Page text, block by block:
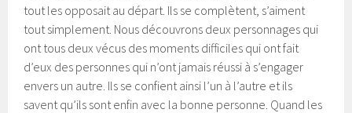
tout les opposait au départ. Ils se complètent, s’aiment
tout simplement. Nous découvrons deux personnages qui
ont tous deux vécus des moments difficiles qui ont fait
d’eux des personnes qui n’ont jamais réussi à s’engager
envers un autre. Ils se confient ainsi l’un à l’autre et ils
savent qu’ils sont enfin avec la bonne personne. Quand les